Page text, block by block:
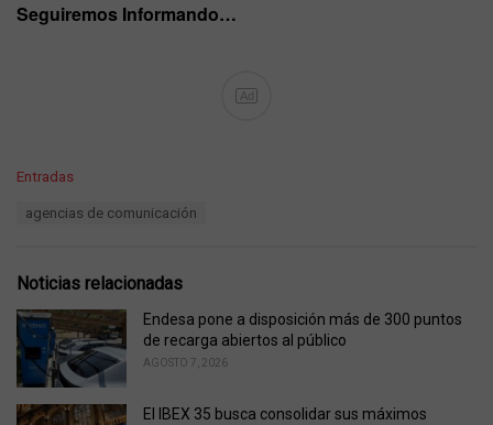
Seguiremos Informando…
Ad
C
o
r
i
e
s
Entradas
:
agencias de comunicación
Noticias relacionadas
Endesa pone a disposición más de 300 puntos
de recarga abiertos al público
AGOSTO 7, 2026
El IBEX 35 busca consolidar sus máximos